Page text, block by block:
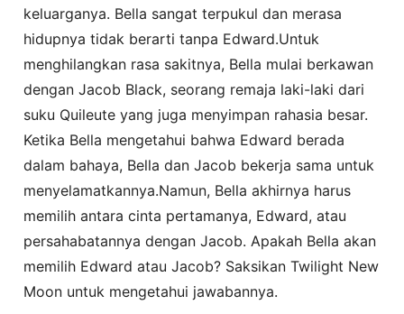
keluarganya. Bella sangat terpukul dan merasa
hidupnya tidak berarti tanpa Edward.Untuk
menghilangkan rasa sakitnya, Bella mulai berkawan
dengan Jacob Black, seorang remaja laki-laki dari
suku Quileute yang juga menyimpan rahasia besar.
Ketika Bella mengetahui bahwa Edward berada
dalam bahaya, Bella dan Jacob bekerja sama untuk
menyelamatkannya.Namun, Bella akhirnya harus
memilih antara cinta pertamanya, Edward, atau
persahabatannya dengan Jacob. Apakah Bella akan
memilih Edward atau Jacob? Saksikan Twilight New
Moon untuk mengetahui jawabannya.